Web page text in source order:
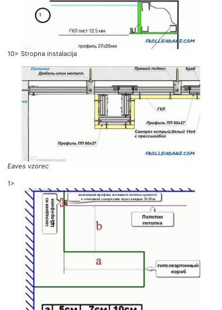
10> Stropna instalacija
Eaves vzorec
1>